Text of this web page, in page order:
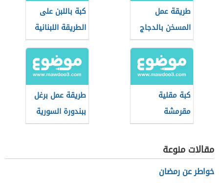
طريقة عمل
المسخن بالدجاج
كبة باللبن على
الطريقة اللبنانية
كبة مقلية
مقرمشة
طريقة عمل برغل
ببندورة السورية
مقالات منوعة
خواطر عن رمضان